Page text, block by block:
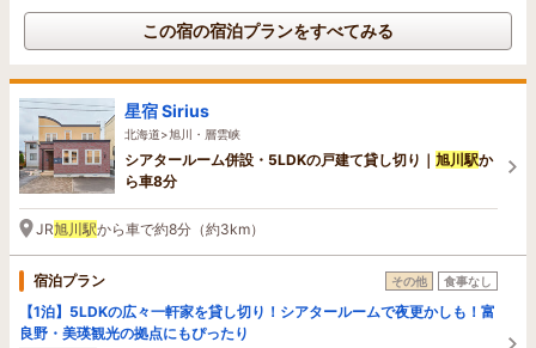
この宿の宿泊プランをすべてみる
星宿 Sirius
北海道>旭川・層雲峡
シアタールーム併設・5LDKの戸建て貸し切り｜ 旭川駅か
ら車8分
JR旭川駅から車で約8分（約3km）
宿泊プラン その他 食事なし
【1泊】5LDKの広々一軒家を貸し切り！シアタールームで夜更かしも！富
良野・美瑛観光の拠点にもぴったり